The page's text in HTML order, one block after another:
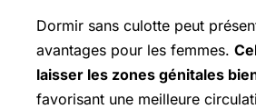
Dormir sans culotte peut
avantages pour les femmes.
laisser les zones génitales
favorisant une meilleure